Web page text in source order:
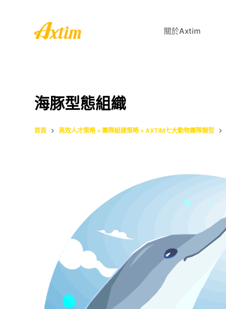
關於Axtim
海豚型態組織
首頁 高效人才策略 » 團隊組建策略 » AXTIM七大動物團隊類型